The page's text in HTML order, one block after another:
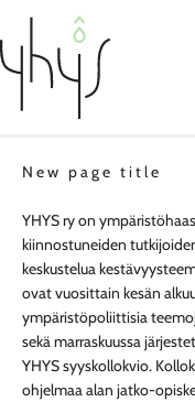
sisältöön
New page title
YHYS ry on
kiinnostuneiden
keskustelua
ovat vuosittain kesän
ympäristöpoliittisia
sekä marraskuussa
YHYS syyskollokvio.
ohjelmaa alan jatko-